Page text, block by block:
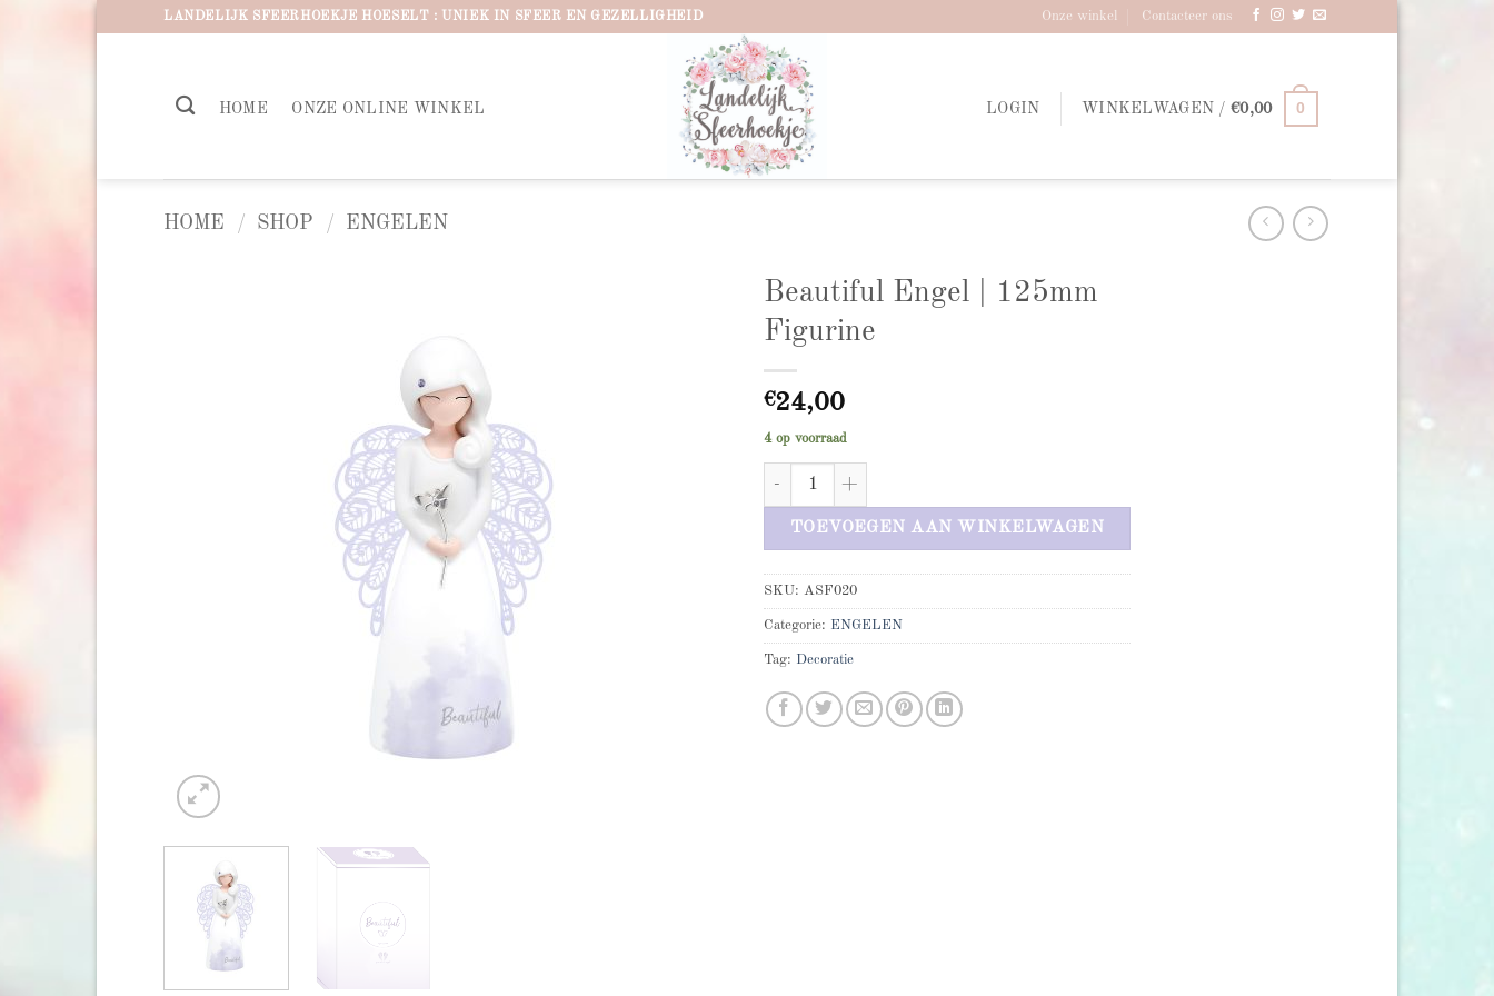
LANDELIJK SFEERHOEKJE HOESELT : UNIEK IN SFEER EN GEZELLIGHEID Onze winkel Contacteer ons
HOME ONZE ONLINE WINKEL LOGIN WINKELWAGEN /€0,00 0
HOME / SHOP / ENGELEN
Beautiful Engel | 125mm
Figurine
€24,00
4 op voorraad
Beautiful Engel | 125mm Figurine aantal
TOEVOEGEN AAN WINKELWAGEN
SKU: ASF020
Categorie: ENGELEN
Tag: Decoratie